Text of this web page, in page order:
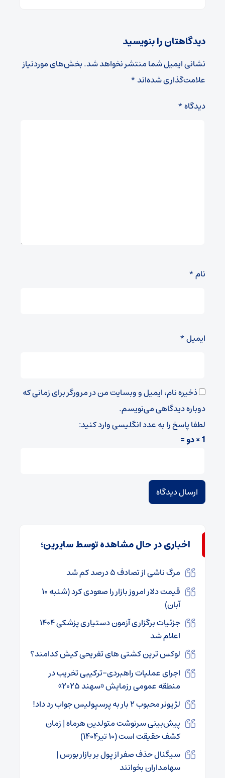
دیدگاهتان را بنویسید
نشانی ایمیل شما منتشر نخواهد شد.بخش‌های موردنیاز
علامت‌گذاری شده‌اند*
دیدگاه*
نام*
ایمیل*
ذخیره نام، ایمیل و وبسایت من در مرورگر برای زمانی که
دوباره دیدگاهی می‌نویسم.
لطفا پاسخ را به عدد انگلیسی وارد کنید:
1 × دو =
اخباری در حال مشاهده توسط سایرین؛
مرگ ناشی از تصادف ۵ درصد کم شد
قیمت دلار امروز بازار را صعودی کرد (شنبه ۱۰
آبان)
جزئیات برگزاری آزمون دستیاری پزشکی ۱۴۰۴
اعلام شد
لوکس ترین کشتی های تفریحی کیش کدامند؟
اجرای عملیات راهبردی-ترکیبی تخریب در
منطقه عمومی رزمایش «سهند ۲۰۲۵»
لژیونر محبوب ۲ بار به پرسپولیس جواب رد داد!
پیش‌بینی سرنوشت متولدین هرماه | زمان
کشف حقیقت است (۱۰ تیر۱۴۰۴)
سیگنال حذف صفر از پول بر بازار بورس |
سهامداران بخوانند